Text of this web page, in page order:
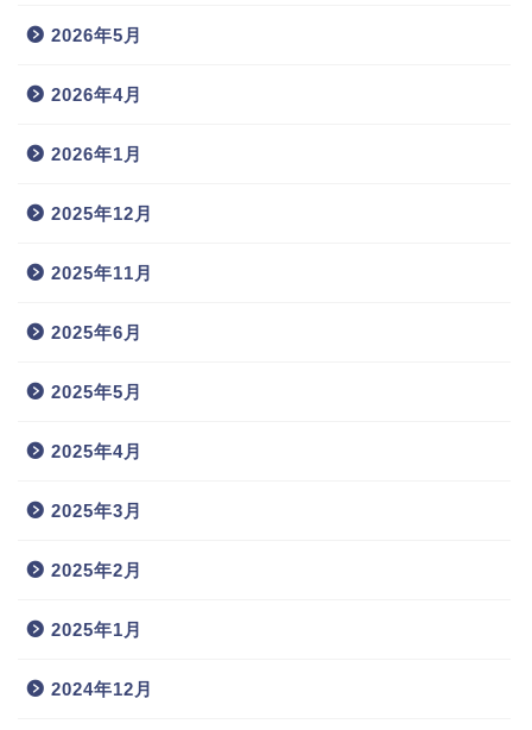
2026年5月
2026年4月
2026年1月
2025年12月
2025年11月
2025年6月
2025年5月
2025年4月
2025年3月
2025年2月
2025年1月
2024年12月